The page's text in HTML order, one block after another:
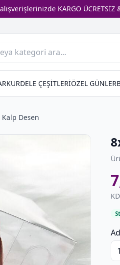
KARGO
KURDELE ÇEŞİTLERİÖZEL GÜNLER
Desen